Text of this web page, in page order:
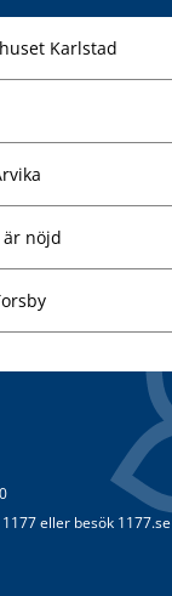
Karlstad
nöjd
1177 eller besök 1177.se